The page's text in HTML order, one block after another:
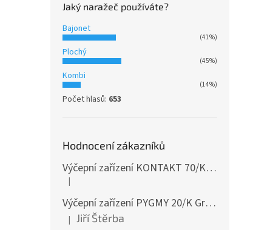
Jaký naražeč používáte?
Bajonet
(41%)
Plochý
(45%)
Kombi
(14%)
Počet hlasů: 653
Hodnocení zákazníků
Výčepní zařízení KONTAKT 70/K Green Line 1koh NEW komplet 2x naražeč
Hodnocení produktu je 4 z 5 hvězdiček.
|
Výčepní zařízení PYGMY 20/K Green Line NEW komplet 2 x naražeč
Hodnocení produktu je 5 z 5 hvězdiček.
| Jiří Štěrba